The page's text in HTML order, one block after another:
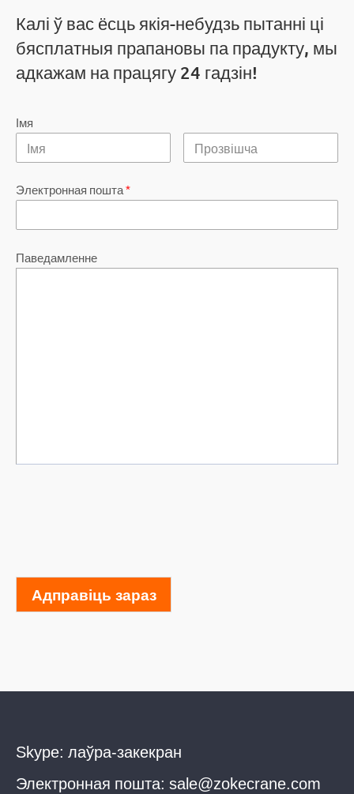
Калі ў вас ёсць якія-небудзь пытанні ці
бясплатныя прапановы па прадукту, мы
адкажам на працягу 24 гадзін!
Імя
Электронная пошта*
Паведамленне
Адправіць зараз
Skype: лаўра-закекран
Электронная пошта: sale@zokecrane.com